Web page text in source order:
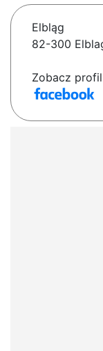
Elbląg
82-300
Zobacz